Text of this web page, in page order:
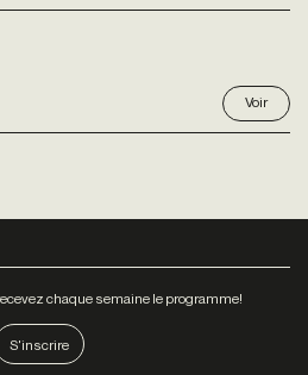
Voir
chaque semaine le programme!